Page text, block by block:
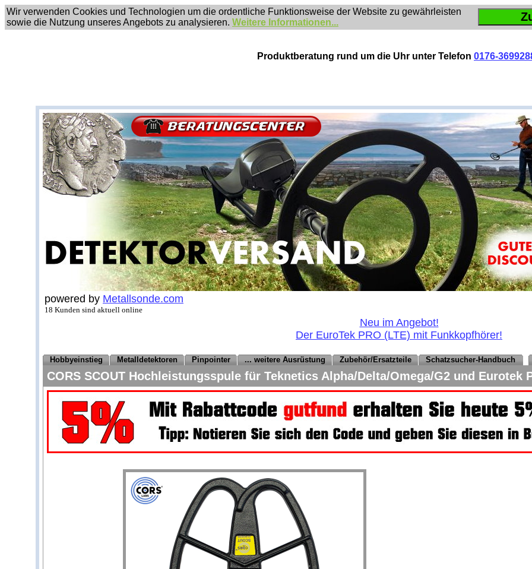
Wir verwenden Cookies und Technologien um die ordentliche Funktionsweise der Website zu gewährleisten
sowie die Nutzung unseres Angebots zu analysieren. Weitere Informationen...
Produktberatung rund um die Uhr unter Telefon 0176-
powered by Metallsonde.com
18 Kunden sind aktuell online
Neu im Angebot!
Der EuroTek PRO (LTE) mit Funkkopfhörer!
Hobbyeinstieg Metalldetektoren Pinpointer ... weitere Ausrüstung Zubehör/Ersatzteile Schatzsucher-Handbuch
CORS SCOUT Hochleistungsspule für Teknetics Alpha/Delta/Omega/G2 und Eurotek